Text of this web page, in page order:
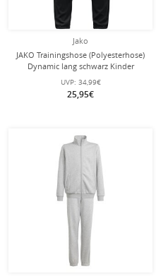
Jako
JAKO Trainingshose (Polyesterhose)
Dynamic lang schwarz Kinder
UVP: 34,99€
25,95€